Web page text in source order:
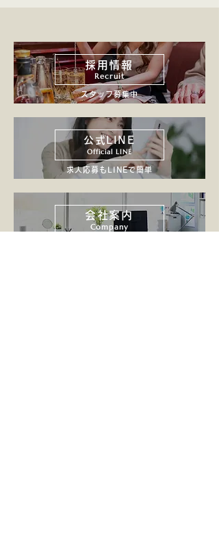
スタッフ募集中
採用情報
Recruit
求人応募もLINEで簡単
公式LINE
Official LINE
会社案内
Company